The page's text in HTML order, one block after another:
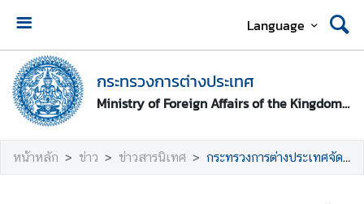
Language
กระทรวงการต่างประเทศ
Ministry of Foreign Affairs of the Kingdom of Thailand
ห
น้
า
ห
ลั
ก
หน้าหลัก ข่าว ข่าวสารนิเทศ กระทรวงการต่างประเทศจัดพิธีรับพระราชทานเครื่องราชอิสริยาภรณ์ให้แก่นายคาซูยะ นาชิดะ อดีตเอกอัครราชทูตญี่ปุ่นประจำประเทศไทย